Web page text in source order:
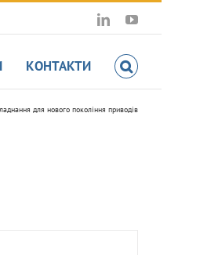
LinkedInYouTube
КОНТАКТИ
для нового покоління приводів